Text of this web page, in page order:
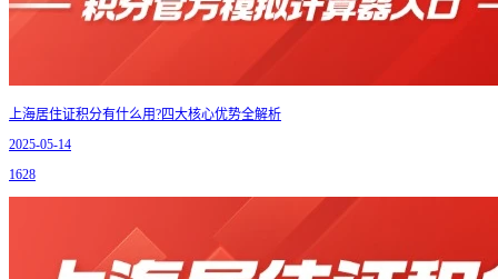
上海居住证积分有什么用?四大核心优势全解析
2025-05-14
1628